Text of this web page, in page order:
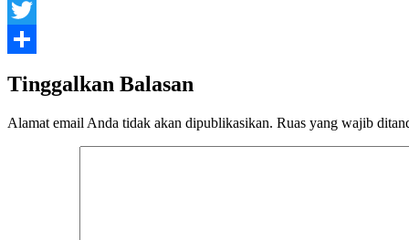
Facebook
Twitter
Tinggalkan Balasan
Alamat email Anda tidak akan dipublikasikan. Ruas yang wajib